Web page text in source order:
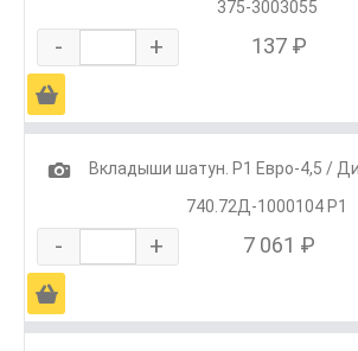
375-3003055
- + 137 ₽
Ä
1
Вкладыши шатун. Р1 Евро-4,5 /
740.72Д-1000104 Р1
- + 7 061 ₽
Ä